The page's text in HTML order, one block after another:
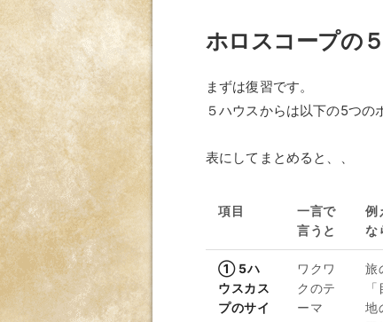
ホロスコープの
まずは復習です。
５ハウスからは以下の5つの
表にしてまとめると、、
項目
一言で
言うと
例
な
① 5ハ
ウスカス
プのサイ
ワクワ
クのテ
ーマ
旅
地